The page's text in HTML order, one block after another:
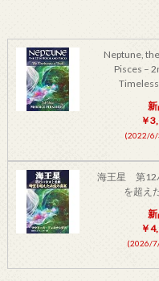
Neptune,
Pisces –
￥
(2022/6/
海王星 第12
を超え
￥
(2026/